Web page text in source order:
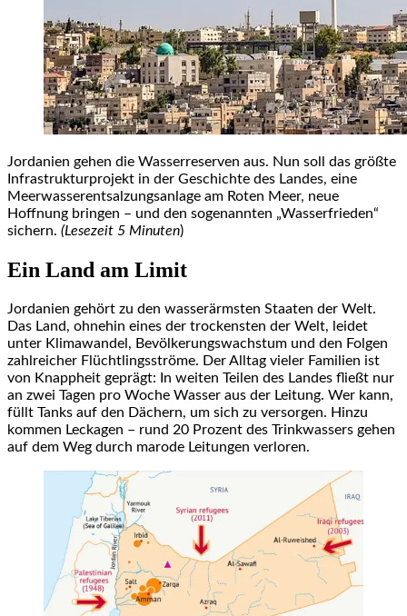
Jordanien gehen die Wasserreserven aus. Nun soll das größte
Infrastrukturprojekt in der Geschichte des Landes, eine
Meerwasserentsalzungsanlage am Roten Meer, neue
Hoffnung bringen – und den sogenannten „Wasserfrieden“
sichern. (Lesezeit 5 Minuten)
Ein Land am Limit
Jordanien gehört zu den wasserärmsten Staaten der Welt.
Das Land, ohnehin eines der trockensten der Welt, leidet
unter Klimawandel, Bevölkerungswachstum und den Folgen
zahlreicher Flüchtlingsströme. Der Alltag vieler Familien ist
von Knappheit geprägt: In weiten Teilen des Landes fließt nur
an zwei Tagen pro Woche Wasser aus der Leitung. Wer kann,
füllt Tanks auf den Dächern, um sich zu versorgen. Hinzu
kommen Leckagen – rund 20 Prozent des Trinkwassers gehen
auf dem Weg durch marode Leitungen verloren.